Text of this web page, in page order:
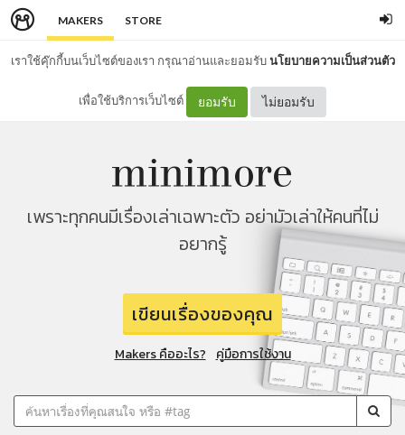
MAKERS STORE
เราใช้คุ๊กกี้บนเว็บไซต์ของเรา กรุณาอ่านและยอมรับนโยบายความเป็นส่วนตัว
เพื่อใช้บริการเว็บไซต์ ยอมรับ ไม่ยอมรับ
เพราะทุกคนมีเรื่องเล่าเฉพาะตัว อย่ามัวเล่าให้คนที่ไม่
อยากรู้
เขียนเรื่องของคุณ
Makers คืออะไร? คู่มือการใช้งาน